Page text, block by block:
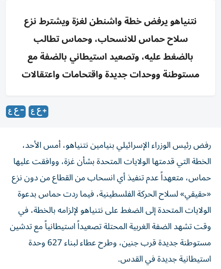
نتنياهو يرفض خطة واشنطن لغزة ويشترط نزع
سلاح حماس للانسحاب، وحماس تطالب
بالضغط عليه، وتصعيد استيطاني بالضفة مع
مستوطنة ووحدات جديدة واقتحامات واعتقالات
رفض رئيس الوزراء الإسرائيلي بنيامين نتنياهو، أمس الأحد،
الخطة التي قدمتها الولايات المتحدة بشأن غزة، ووافقت عليها
حماس، متعهداً عدم تنفيذ أي انسحاب من القطاع من دون نزع
«حقيقي» لسلاح الحركة الفلسطينية، فيما ردت حماس بدعوة
الولايات المتحدة إلى الضغط على نتنياهو لإلزامه بالخطة، في
وقت تشهد الضفة الغربية المحتلة تصعيداً استيطانياً مع تدشين
مستوطنة جديدة قرب جنين، وطرح عطاء لبناء 627 وحدة
استيطانية جديدة في القدس.